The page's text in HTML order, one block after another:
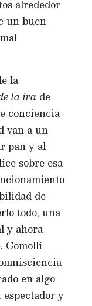
alrededor
un buen
la
la ira de
conciencia
van a un
pan y al
sobre esa
de
todo, una
y ahora
Comolli
en algo
y